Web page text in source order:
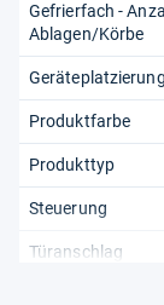
Gefrierfach -
Ablagen/Körbe
Geräteplatzierung
Produktfarbe
Produkttyp
Steuerung
Türanschlag
Umrüstbarer